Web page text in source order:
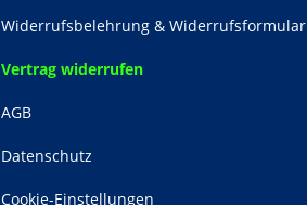
Widerrufsbelehrung & Widerrufsformular
Vertrag widerrufen
AGB
Datenschutz
Cookie-Einstellungen